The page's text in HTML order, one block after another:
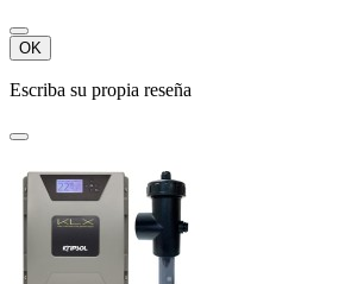
OK
Escriba su propia reseña